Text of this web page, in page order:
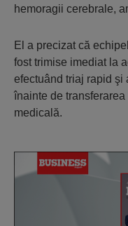
hemoragii cerebrale,
El a precizat că
fost trimise imediat la
efectuând triaj rapid şi
înainte de
medicală.